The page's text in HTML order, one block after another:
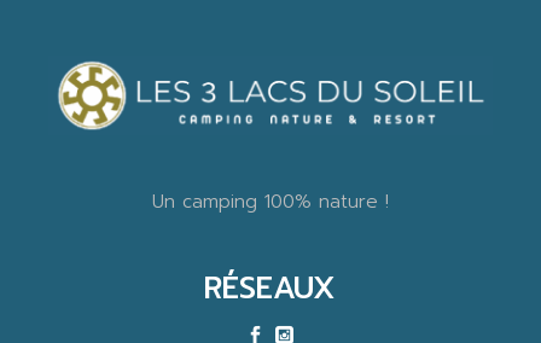
Un camping 100% nature !
RÉSEAUX